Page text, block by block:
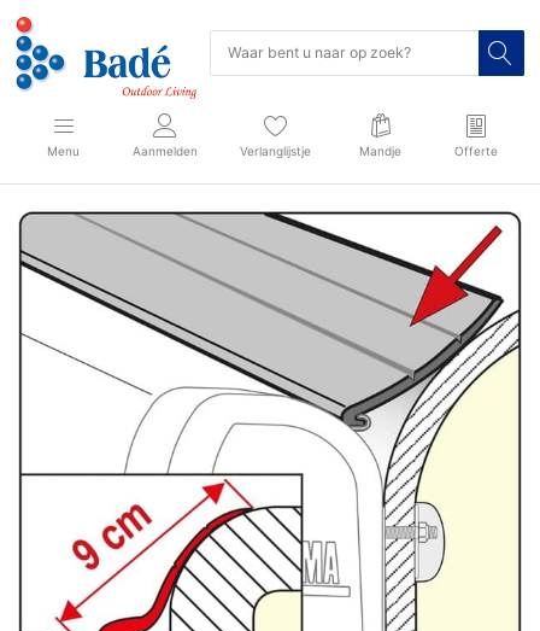
Menu Aanmelden Verlanglijstje Mandje Offerte